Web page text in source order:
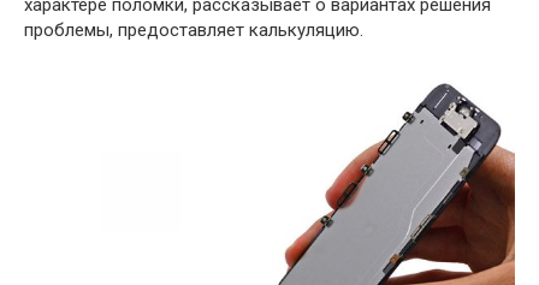
характере поломки, рассказывает о вариантах решения
проблемы, предоставляет калькуляцию.